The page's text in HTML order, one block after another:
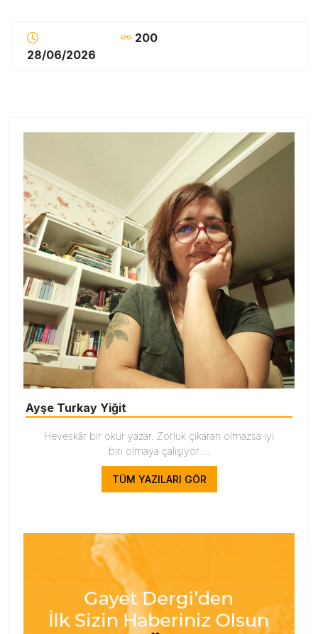
28/06/2026
200
Ayşe Turkay Yiğit
Heveskâr bir okur yazar. Zorluk çıkaran olmazsa iyi
biri olmaya çalışıyor....
TÜM YAZILARI GÖR